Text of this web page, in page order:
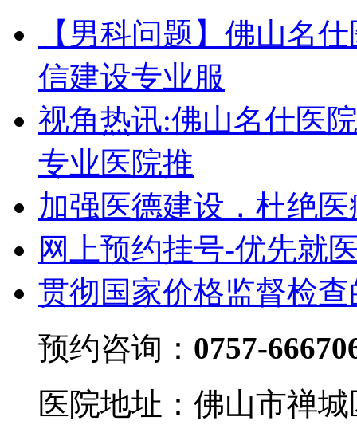
【男科问题】佛山名
信建设专业服
视角热讯:佛山名仕医
专业医院推
加强医德建设，杜绝
网上预约挂号-优先就
贯彻国家价格监督检
预约咨询： 0757-
医院地址：佛山市禅